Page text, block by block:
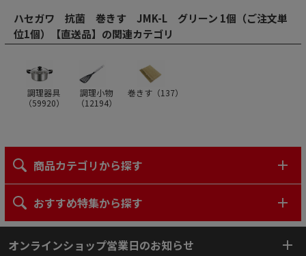
ハセガワ 抗菌 巻きす JMK-L グリーン 1個（ご注文単
位1個）【直送品】の関連カテゴリ
調理器具
（59920）
調理小物
（12194）
巻きす（137）
商品カテゴリから探す
おすすめ特集から探す
オンラインショップ営業日のお知らせ